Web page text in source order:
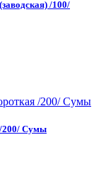
/100/
/200/ Сумы